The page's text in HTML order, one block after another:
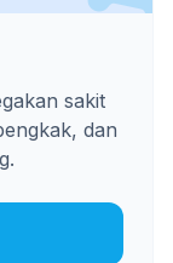
sakit
dan